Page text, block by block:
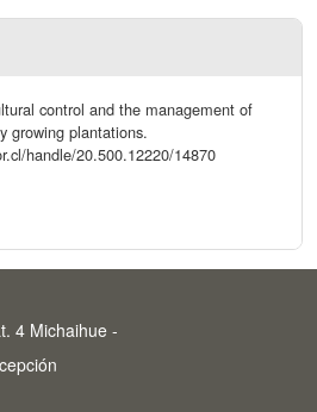
control and the management of
growing plantations.
handle/20.500.12220/14870
4 Michaihue -